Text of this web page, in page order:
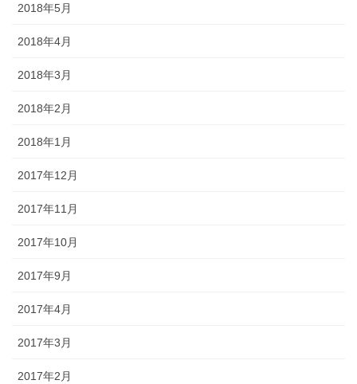
2018年5月
2018年4月
2018年3月
2018年2月
2018年1月
2017年12月
2017年11月
2017年10月
2017年9月
2017年4月
2017年3月
2017年2月